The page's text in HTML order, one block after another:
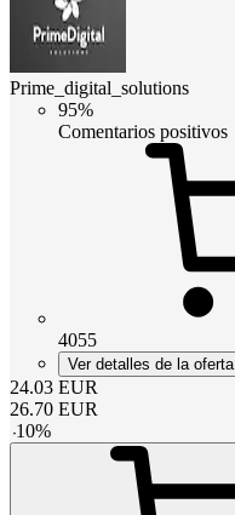
Prime_digital_solutions
95%
Comentarios positivos
4055
Ver detalles de la oferta
24.03 EUR
26.70 EUR
-10%